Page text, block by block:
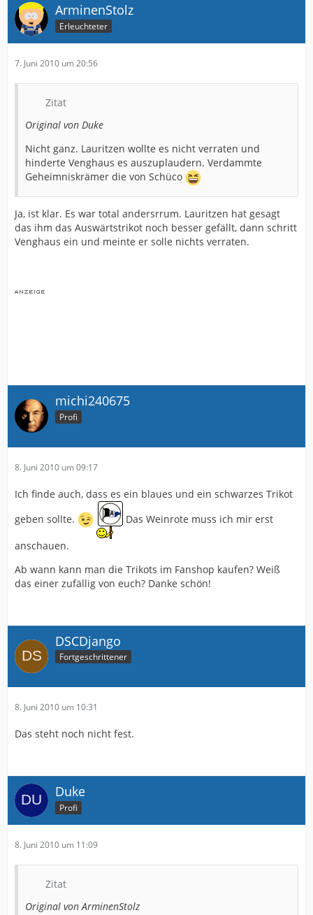
ArminenStolz
Erleuchteter
7. Juni 2010 um 20:56
Zitat
Original von Duke
Nicht ganz. Lauritzen wollte es nicht verraten und
hinderte Venghaus es auszuplaudern. Verdammte
Geheimniskrämer die von Schüco
Ja, ist klar. Es war total andersrrum. Lauritzen hat gesagt
das ihm das Auswärtstrikot noch besser gefällt, dann schritt
Venghaus ein und meinte er solle nichts verraten.
michi240675
Profi
8. Juni 2010 um 09:17
Ich finde auch, dass es ein blaues und ein schwarzes Trikot
geben sollte.
Das Weinrote muss ich mir erst
anschauen.
Ab wann kann man die Trikots im Fanshop kaufen? Weiß
das einer zufällig von euch? Danke schön!
DSCDjango
Fortgeschrittener
8. Juni 2010 um 10:31
Das steht noch nicht fest.
Duke
Profi
8. Juni 2010 um 11:09
Zitat
Original von ArminenStolz